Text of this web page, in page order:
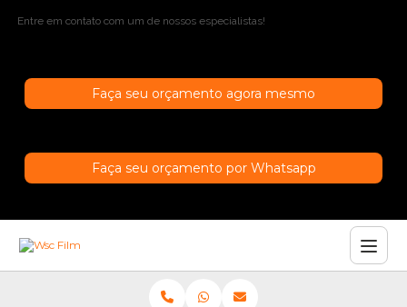
Entre em contato com um de nossos especialistas!
Faça seu orçamento agora mesmo
Faça seu orçamento por Whatsapp